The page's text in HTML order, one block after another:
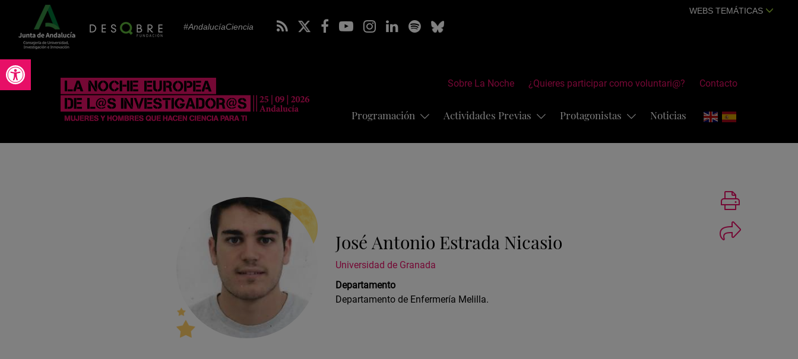
Abrir barra de herramientas
#AndalucíaCiencia
WEBS TEMÁTICAS
Sobre La Noche ¿Quieres participar como voluntari@? Contacto
Programación Actividades Previas Protagonistas Noticias
José Antonio Estrada Nicasio
Universidad de Granada
Departamento
Departamento de Enfermería Melilla.